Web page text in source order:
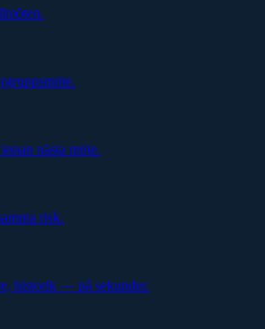
nästa möte.
risk.
historik — på sekunder.